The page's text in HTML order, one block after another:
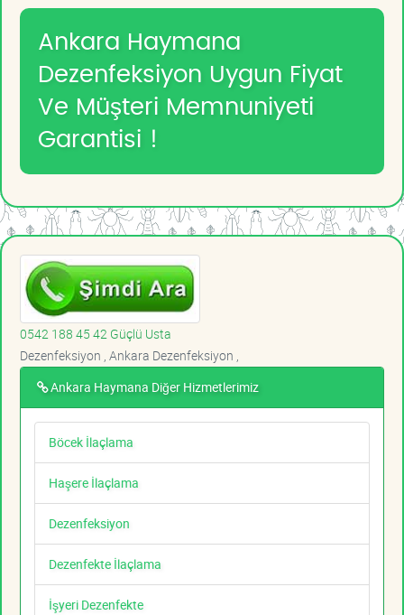
Ankara Haymana
Dezenfeksiyon Uygun Fiyat
Ve Müşteri Memnuniyeti
Garantisi !
0542 188 45 42 Güçlü Usta
Dezenfeksiyon , Ankara Dezenfeksiyon ,
Ankara Haymana Diğer Hizmetlerimiz
Böcek İlaçlama
Haşere İlaçlama
Dezenfeksiyon
Dezenfekte İlaçlama
İşyeri Dezenfekte